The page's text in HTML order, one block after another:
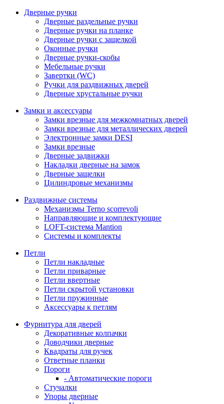
Дверные ручки
Дверные раздельные ручки
Дверные ручки на планке
Дверные ручки с защелкой
Оконные ручки
Дверные ручки-скобы
Мебельные ручки
Завертки (WC)
Ручки для раздвижных дверей
Дверные хрустальные ручки
Замки и аксессуары
Замки врезные для межкомнатных дверей
Замки врезные для металлических дверей
Электронные замки DESI
Замки врезные
Дверные задвижки
Накладки дверные на замок
Дверные защелки
Цилиндровые механизмы
Раздвижные системы
Механизмы Terno scorrevoli
Направляющие и комплектующие
LOFT-cистема Mantion
Системы и комплекты
Петли
Петли накладные
Петли приварные
Петли ввертные
Петли скрытой установки
Петли пружинные
Аксессуары к петлям
Фурнитура для дверей
Декоративные колпачки
Доводчики дверные
Квадраты для ручек
Ответные планки
Пороги
- Автоматические пороги
Стучалки
Упоры дверные